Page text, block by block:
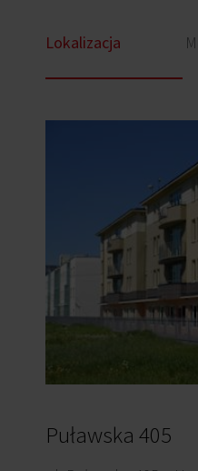
Lokalizacja
Puławska 405